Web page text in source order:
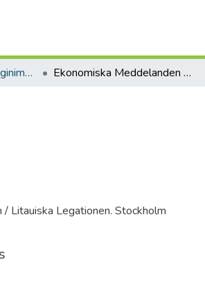
Periodika išleista dauginimo aparatais užsienyje / Periodicals published by duplicating machines abroad Ekonomiska Meddelanden Rörande Litauen
Litauiska Legationen. Stockholm